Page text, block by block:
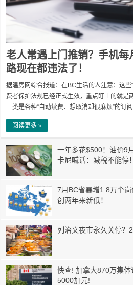
老人常遇上门推销？手机
路现在都违法了！
据温房网综合报道：在BC生活的人注意：这些
费者保护法规已经正式生效，重点盯上的就是
一类是各种“自动续费、想取消却很麻烦”的订
阅读更多 »
一年多花$500！油价9
卡尼喊话：减税不能停！
7月BC省暴增1.8万个
创两年来新低！
列治文夜市永久关停？
快查! 加拿大870万集
5000加元!